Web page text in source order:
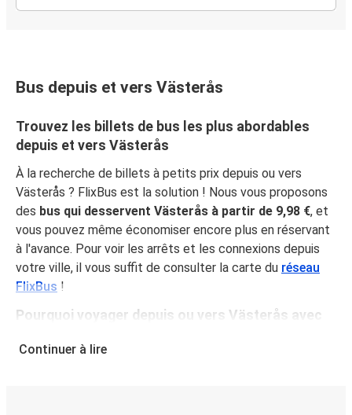
Bus depuis et vers Västerås
Trouvez les billets de bus les plus abordables
depuis et vers Västerås
À la recherche de billets à petits prix depuis ou vers
Västerås ? FlixBus est la solution ! Nous vous proposons
des bus qui desservent Västerås à partir de 9,98 €, et
vous pouvez même économiser encore plus en réservant
à l'avance. Pour voir les arrêts et les connexions depuis
votre ville, il vous suffit de consulter la carte du réseau
FlixBus !
Pourquoi voyager depuis ou vers Västerås avec
Continuer à lire